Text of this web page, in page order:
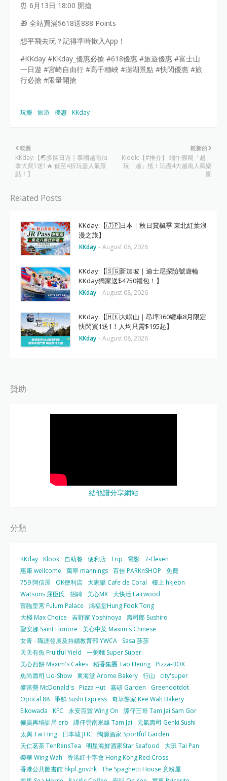
⏰ 6月13日 18:00 開搶
🎁 全站買滿$618送888 Points
想平飛去玩？記得準時撳入App！
#KKday #KKday_優惠必搶 #618優惠 #旅遊優惠 #富士山
一日遊 #宮崎自由行 #高千穗峽 #澎湖景點 #快閃優惠 #旅
行必搶 #限量開搶
玩樂 旅遊 優惠 KKday
較新的
Klook:【#推介】 端午假期「越」
玩「越」抵！玩盡4大越南人氣樂
園
較舊
KKday:【🌏多國日遊｜泰國越南加
拿大買1送1🔥 低至4折玩盡人氣景
點！】
Related Posts
KKday:【🇯🇵日本｜秋日賞楓季 東北紅葉浪
漫之旅】
KKday - August 08, 2026
KKday:【🇸🇬新加坡｜迪士尼探險號遊輪
KKday獨家送$4750禮包！】
KKday - August 08, 2026
KKday:【🇭🇰大嶼山｜昂坪360纜車8月限定
快閃買1送1！人均只需$195起】
KKday - August 08, 2026
贊助
結他譜分享網站
分類
KKday Klook 自助餐 便利店 Trip 電影 7-Eleven
惠康 wellcome
萬寧 mannings 百佳 PARKnSHOP
免費
759 阿信屋
OK便利店 大家樂 Cafe de Coral
樓上 hkjebn
Watsons 屈臣氏
招聘 美心MX 大快活 Fairwood
富臨皇宮 Fulum Palace
鴻福堂Hung Fook Tong
大棧 Max Choice
吉野家 Yoshinoya
壽司郎 Sushiro
聖安娜 Saint Honore
美心中菜 Maxim's Chinese
女青 - 職涯發展及持續教育部 YWCA
Sasa 莎莎
天天有魚 Fruitful Yield
一粥麵 Super Super
美心西餅 Maxim's Cakes 稻香集團 Tao Heung Pizza-BOX
魚尚壽司 Uo-Show 東海堂 Arome Bakery 行山
city'super
麥當勞 McDonald's Pizza Hut 嘉頓 Garden
Greendotdot
Optical 88 爭鮮 Sushi Express 奇華餅家 Kee Wah Bakery
Eikowada
KFC 永安百貨 Wing On
譚仔三哥 Tam Jai Sam Gor
僱員再培訓局 erb
譚仔雲南米線 Tam Jai
元氣壽司 Genki Sushi
太興 Tai Hing
日本城 JHC
陶源酒家 Sportful Garden
天仁茗茶 TenRensTea
明星海鮮酒家Star Seafood
大班 Tai Pan
榮華 Wing Wah
香港紅十字會 Hong Kong Red Cross
香港公共圖書館 hkpl.gov.hk The Spaghetti House 意粉屋